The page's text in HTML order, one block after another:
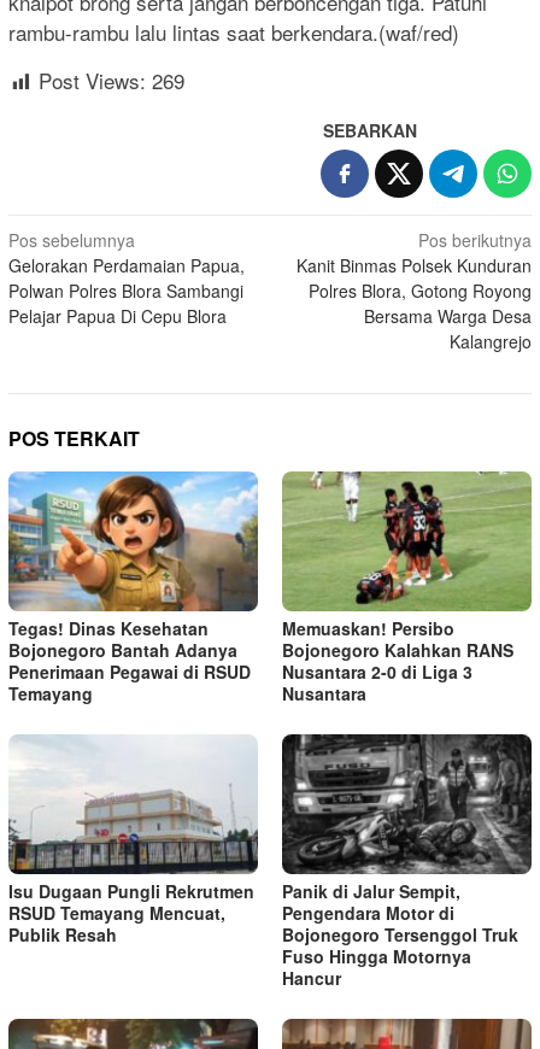
rambu-rambu lalu lintas saat berkendara.(waf/red)
Post Views: 269
SEBARKAN
Navigasi
pos
Pos sebelumnya
Gelorakan Perdamaian Papua,
Polwan Polres Blora Sambangi
Pelajar Papua Di Cepu Blora
Pos berikutnya
Kanit Binmas Polsek Kunduran
Polres Blora, Gotong Royong
Bersama Warga Desa
Kalangrejo
POS TERKAIT
Tegas! Dinas Kesehatan
Bojonegoro Bantah Adanya
Penerimaan Pegawai di RSUD
Temayang
Memuaskan! Persibo
Bojonegoro Kalahkan RANS
Nusantara 2-0 di Liga 3
Nusantara
Isu Dugaan Pungli Rekrutmen
RSUD Temayang Mencuat,
Publik Resah
Panik di Jalur Sempit,
Pengendara Motor di
Bojonegoro Tersenggol Truk
Fuso Hingga Motornya
Hancur